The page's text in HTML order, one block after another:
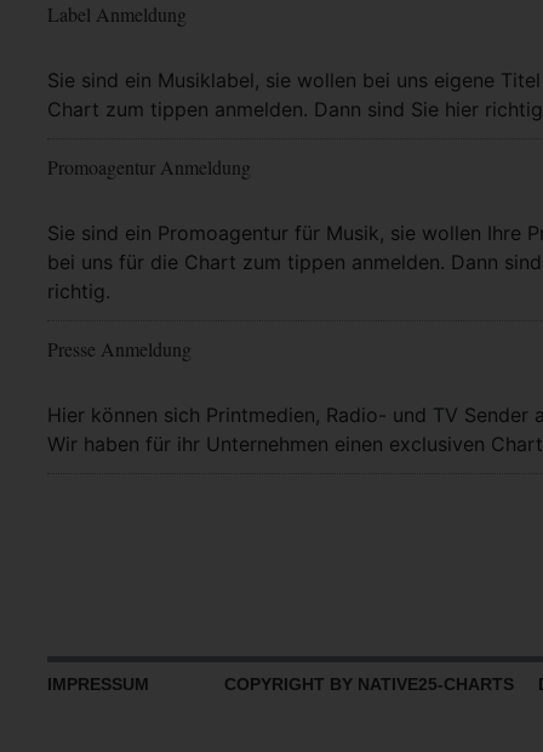
Label Anmeldung
Sie sind ein Musiklabel, sie wollen bei uns eigene
Chart zum tippen anmelden. Dann sind Sie hier
Mehr Info
Promoagentur Anmeldung
Sie sind ein Promoagentur für Musik, sie wollen Ihre
bei uns für die Chart zum tippen anmelden. Dann
richtig.
Mehr Info
Presse Anmeldung
Hier können sich Printmedien, Radio- und TV Sender
Wir haben für ihr Unternehmen einen exclusiven
Mehr Info
IMPRESSUM COPYRIGHT BY NATIVE25-CHARTS